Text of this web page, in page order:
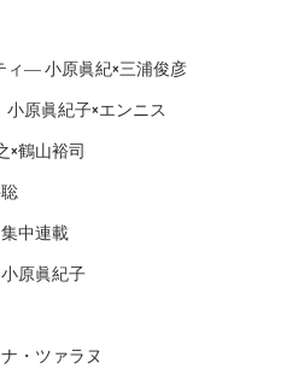
ィ― 小原眞紀×三浦俊彦
原眞紀子×エンニス
×鶴山裕司
中連載
原眞紀子
・ツァラヌ